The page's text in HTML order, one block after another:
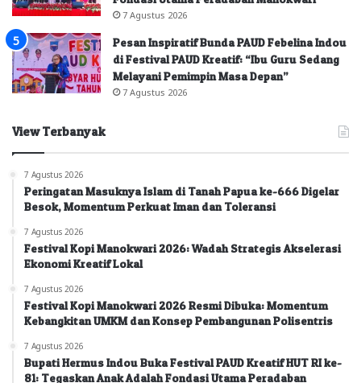
7 Agustus 2026
Pesan Inspiratif Bunda PAUD Febelina Indou
di Festival PAUD Kreatif: “Ibu Guru Sedang
Melayani Pemimpin Masa Depan”
7 Agustus 2026
View Terbanyak
7 Agustus 2026
Peringatan Masuknya Islam di Tanah Papua ke-666 Digelar
Besok, Momentum Perkuat Iman dan Toleransi
7 Agustus 2026
Festival Kopi Manokwari 2026: Wadah Strategis Akselerasi
Ekonomi Kreatif Lokal
7 Agustus 2026
Festival Kopi Manokwari 2026 Resmi Dibuka: Momentum
Kebangkitan UMKM dan Konsep Pembangunan Polisentris
7 Agustus 2026
Bupati Hermus Indou Buka Festival PAUD Kreatif HUT RI ke-
81: Tegaskan Anak Adalah Fondasi Utama Peradaban